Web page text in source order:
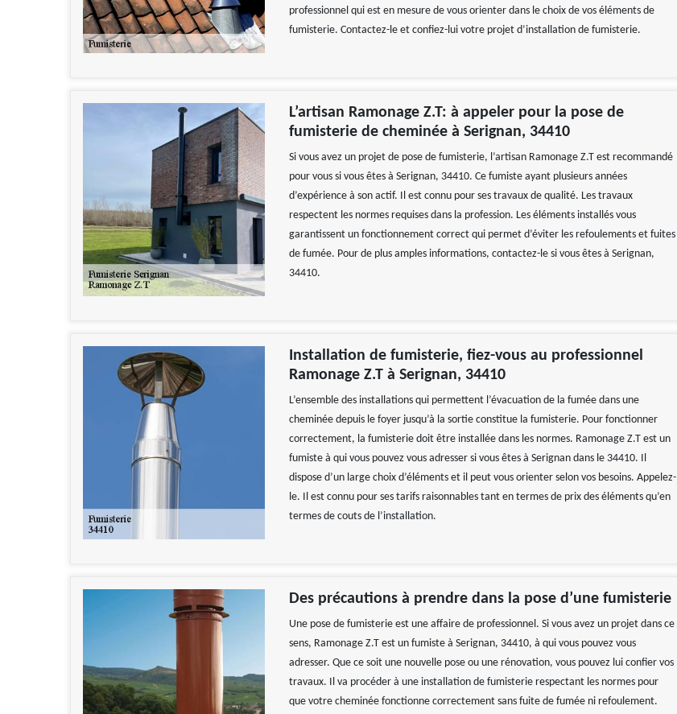
professionnel qui est en mesure de vous orienter dans le choix de vos éléments de
fumisterie. Contactez-le et confiez-lui votre projet d’installation de fumisterie.
L’artisan Ramonage Z.T: à appeler pour la pose de
fumisterie de cheminée à Serignan, 34410
Si vous avez un projet de pose de fumisterie, l’artisan Ramonage Z.T est recommandé
pour vous si vous êtes à Serignan, 34410. Ce fumiste ayant plusieurs années
d’expérience à son actif. Il est connu pour ses travaux de qualité. Les travaux
respectent les normes requises dans la profession. Les éléments installés vous
garantissent un fonctionnement correct qui permet d’éviter les refoulements et fuites
de fumée. Pour de plus amples informations, contactez-le si vous êtes à Serignan,
34410.
Installation de fumisterie, fiez-vous au professionnel
Ramonage Z.T à Serignan, 34410
L’ensemble des installations qui permettent l’évacuation de la fumée dans une
cheminée depuis le foyer jusqu’à la sortie constitue la fumisterie. Pour fonctionner
correctement, la fumisterie doit être installée dans les normes. Ramonage Z.T est un
fumiste à qui vous pouvez vous adresser si vous êtes à Serignan dans le 34410. Il
dispose d’un large choix d’éléments et il peut vous orienter selon vos besoins. Appelez-
le. Il est connu pour ses tarifs raisonnables tant en termes de prix des éléments qu’en
termes de couts de l’installation.
Des précautions à prendre dans la pose d’une fumisterie
Une pose de fumisterie est une affaire de professionnel. Si vous avez un projet dans ce
sens, Ramonage Z.T est un fumiste à Serignan, 34410, à qui vous pouvez vous
adresser. Que ce soit une nouvelle pose ou une rénovation, vous pouvez lui confier vos
travaux. Il va procéder à une installation de fumisterie respectant les normes pour
que votre cheminée fonctionne correctement sans fuite de fumée ni refoulement.